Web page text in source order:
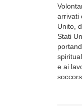
arrivati
Unito,
Stati
e ai